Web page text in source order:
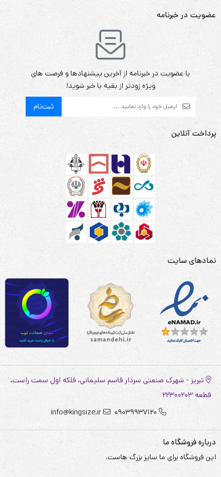
عضویت در خبرنامه
با عضویت در خبرنامه از آخرین پیشنهادها و فرصت های
ویژه زودتر از بقیه با خبر شوید!
ثبت‌نام
پرداخت آنلاین
نمادهای سایت
تبریز - شهرک صنعتی سردار قاسم سلیمانی، فلکه اول سمت راست،
قطعه 22300203
09039937120
info@kingsize.ir
درباره فروشگاه ما
این فروشگاه برای ما سایز بزرگ هاست.